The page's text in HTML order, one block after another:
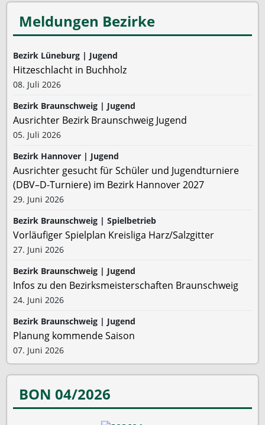
Meldungen Bezirke
Bezirk Lüneburg | Jugend
Hitzeschlacht in Buchholz
08. Juli 2026
Bezirk Braunschweig | Jugend
Ausrichter Bezirk Braunschweig Jugend
05. Juli 2026
Bezirk Hannover | Jugend
Ausrichter gesucht für Schüler und Jugendturniere
(DBV–D-Turniere) im Bezirk Hannover 2027
29. Juni 2026
Bezirk Braunschweig | Spielbetrieb
Vorläufiger Spielplan Kreisliga Harz/Salzgitter
27. Juni 2026
Bezirk Braunschweig | Jugend
Infos zu den Bezirksmeisterschaften Braunschweig
24. Juni 2026
Bezirk Braunschweig | Jugend
Planung kommende Saison
07. Juni 2026
BON 04/2026